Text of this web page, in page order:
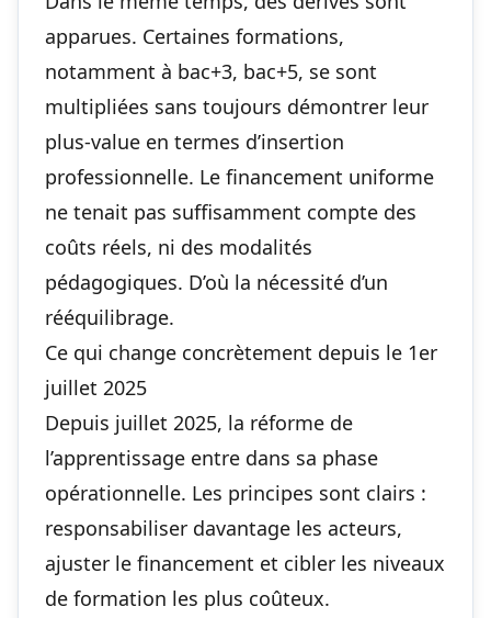
apparues. Certaines formations,
notamment à bac+3, bac+5, se sont
multipliées sans toujours démontrer leur
plus-value en termes d’insertion
professionnelle. Le financement uniforme
ne tenait pas suffisamment compte des
coûts réels, ni des modalités
pédagogiques. D’où la nécessité d’un
rééquilibrage.
Ce qui change concrètement depuis le 1er
juillet 2025
Depuis juillet 2025, la réforme de
l’apprentissage entre dans sa phase
opérationnelle. Les principes sont clairs :
responsabiliser davantage les acteurs,
ajuster le financement et cibler les niveaux
de formation les plus coûteux.